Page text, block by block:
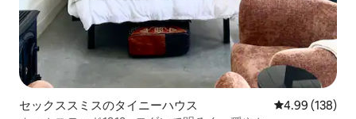
セックススミスのタイニーハウス レビュー138
4.99 (138)